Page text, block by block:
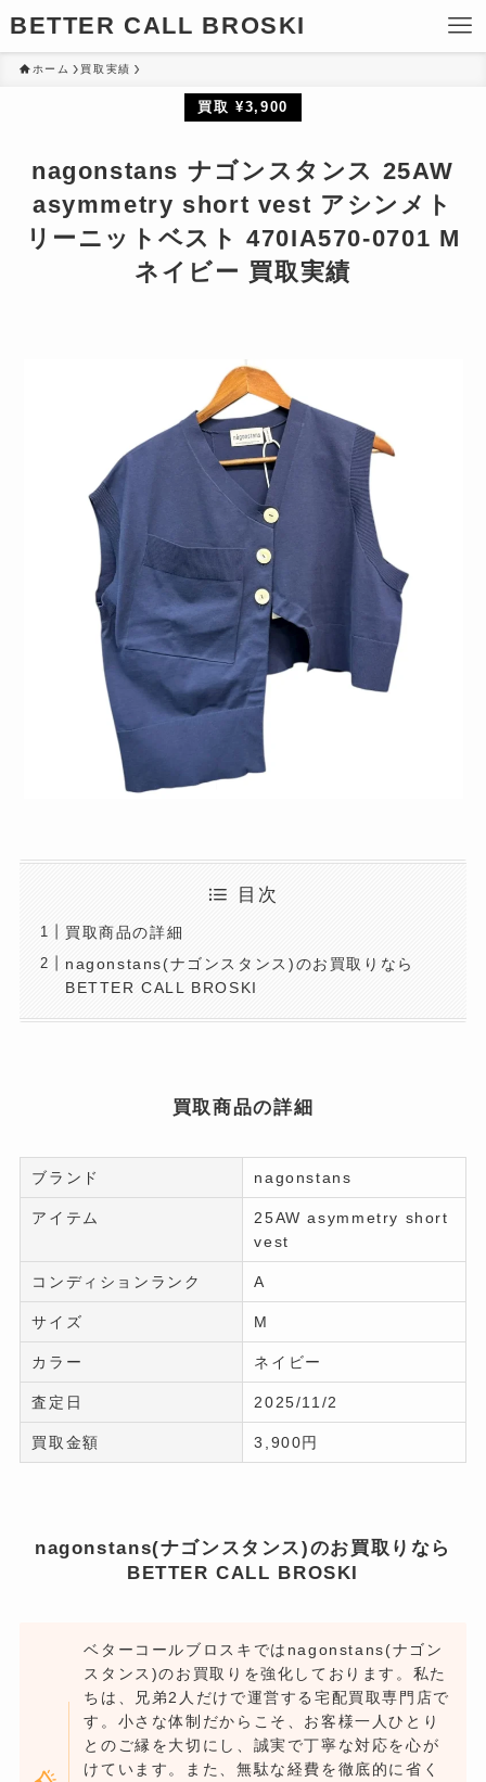
BETTER CALL BROSKI
ホーム 買取実績
買取 ¥3,900
nagonstans ナゴンスタンス 25AW
asymmetry short vest アシンメト
リーニットベスト 470IA570-0701 M
ネイビー 買取実績
目次
買取商品の詳細
nagonstans(ナゴンスタンス)のお買取りなら
BETTER CALL BROSKI
買取商品の詳細
ブランド nagonstans
アイテム
25AW asymmetry short
vest
コンディションランク A
サイズ M
カラー ネイビー
査定日 2025/11/2
買取金額 3,900円
nagonstans(ナゴンスタンス)のお買取りなら
BETTER CALL BROSKI
ベターコールブロスキではnagonstans(ナゴン
スタンス)のお買取りを強化しております。私た
ちは、兄弟2人だけで運営する宅配買取専門店で
す。小さな体制だからこそ、お客様一人ひとり
とのご縁を大切にし、誠実で丁寧な対応を心が
けています。また、無駄な経費を徹底的に省く